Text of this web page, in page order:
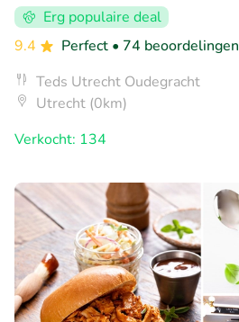
Erg populaire deal
9.4
Perfect • 74 beoordelingen
Teds Utrecht Oudegracht
Utrecht (0km)
Verkocht: 134